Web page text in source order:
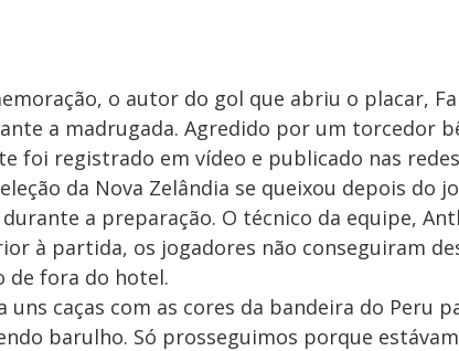
o autor do gol que abriu o placar,
a madrugada. Agredido por um torcedor
foi registrado em vídeo e publicado nas
seleção da Nova Zelândia se queixou depois
a preparação. O técnico da equipe,
à partida, os jogadores não conseguiram
de fora do hotel.
uns caças com as cores da bandeira do Peru
barulho. Só prosseguimos porque